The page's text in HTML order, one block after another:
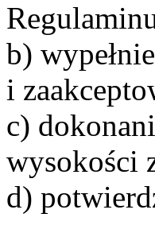
b)
i
c)
wysokości
d)